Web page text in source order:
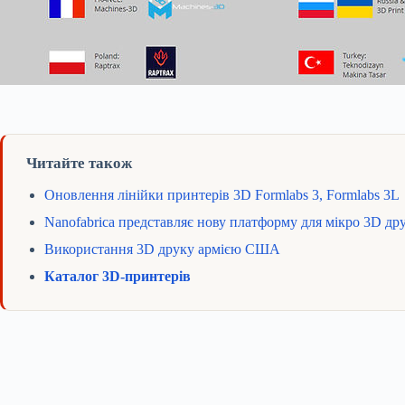
Читайте також
Оновлення лінійки принтерів 3D Formlabs 3, Formlabs 3L
Nanofabrica представляє нову платформу для мікро 3D
Використання 3D друку армією США
Каталог 3D-принтерів